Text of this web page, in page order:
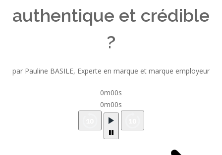
authentique et crédible
?
par Pauline BASILE, Experte en marque et marque employeur
0m00s
0m00s